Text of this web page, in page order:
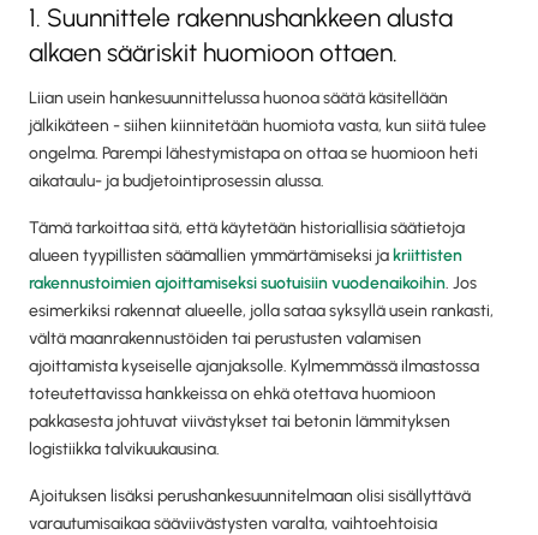
1. Suunnittele rakennushankkeen alusta
alkaen sääriskit huomioon ottaen.
Liian usein hankesuunnittelussa huonoa säätä käsitellään
jälkikäteen - siihen kiinnitetään huomiota vasta, kun siitä tulee
ongelma. Parempi lähestymistapa on ottaa se huomioon heti
aikataulu- ja budjetointiprosessin alussa.
Tämä tarkoittaa sitä, että käytetään historiallisia säätietoja
alueen tyypillisten säämallien ymmärtämiseksi ja kriittisten
rakennustoimien ajoittamiseksi suotuisiin vuodenaikoihin. Jos
esimerkiksi rakennat alueelle, jolla sataa syksyllä usein rankasti,
vältä maanrakennustöiden tai perustusten valamisen
ajoittamista kyseiselle ajanjaksolle. Kylmemmässä ilmastossa
toteutettavissa hankkeissa on ehkä otettava huomioon
pakkasesta johtuvat viivästykset tai betonin lämmityksen
logistiikka talvikuukausina.
Ajoituksen lisäksi perushankesuunnitelmaan olisi sisällyttävä
varautumisaikaa sääviivästysten varalta, vaihtoehtoisia